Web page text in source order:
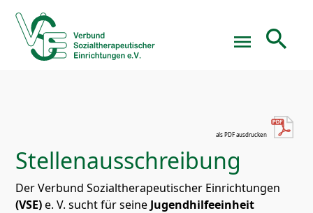
menu search
Stellenausschreibung
Der Verbund Sozialtherapeutischer Einrichtungen
(VSE)e. V. sucht für seine Jugendhilfeeinheit